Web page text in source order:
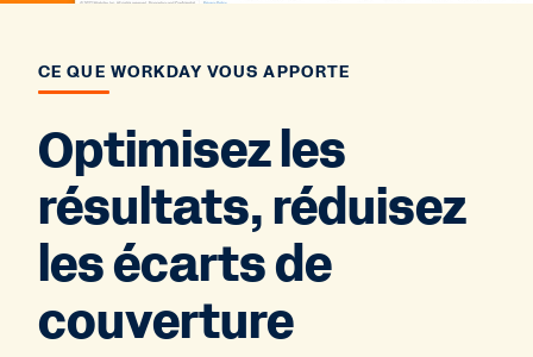
CE QUE WORKDAY VOUS APPORTE
Optimisez les
résultats, réduisez
les écarts de
couverture